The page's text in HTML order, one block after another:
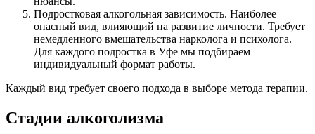
Подростковая алкогольная зависимость. Наиболее
опасный вид, влияющий на развитие личности. Требует
немедленного вмешательства нарколога и психолога.
Для каждого подростка в Уфе мы подбираем
индивидуальный формат работы.
Каждый вид требует своего подхода в выборе метода терапии.
Стадии алкоголизма